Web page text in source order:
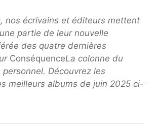
nos écrivains et éditeurs mettent
partie de leur nouvelle
des quatre dernières
ConséquenceLa colonne du
personnel. Découvrez les
meilleurs albums de juin 2025 ci-